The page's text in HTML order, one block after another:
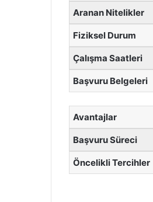
Aranan Nitelikler
Fiziksel Durum
Çalışma Saatleri
Başvuru Belgeleri
Avantajlar
Başvuru Süreci
Öncelikli Tercihler